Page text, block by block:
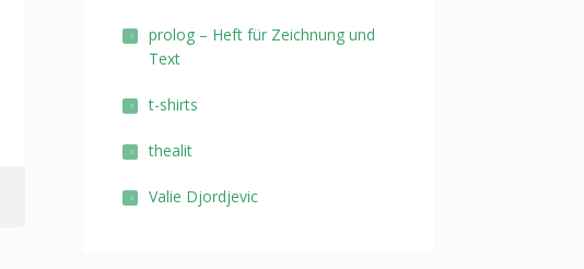
prolog – Heft für Zeichnung und
Text
t-shirts
thealit
Valie Djordjevic